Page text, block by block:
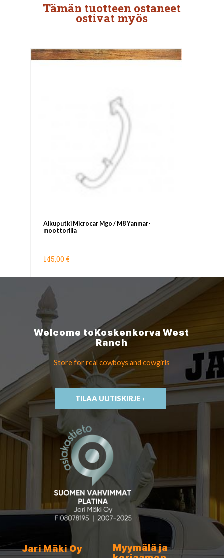
Tämän tuotteen ostaneet
ostivat myös
Alkuputki Microcar Mgo / M8 Yanmar-
moottorilla
145,00 €
Welcome toKoskenkorvaWest
Ranch
Store for real cowboys and cowgirls
TILAA UUTISKIRJE ›
Jari Mäki Oy
Myymälä ja